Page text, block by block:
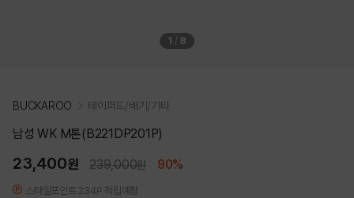
1 / 8
BUCKAROO 테이퍼드/배기/기타
남성 WK M톤(B221DP201P)
23,400원 239,000원 90%
스타일포인트 234P 적립예정